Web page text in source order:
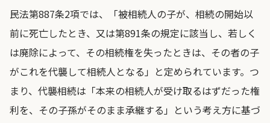
民法第887条2項では、「被相続人の子が、相続の開始以
前に死亡したとき、又は第891条の規定に該当し、若しく
は廃除によって、その相続権を失ったときは、その者の子
がこれを代襲して相続人となる」と定められています。つ
まり、代襲相続は「本来の相続人が受け取るはずだった権
利を、その子孫がそのまま承継する」という考え方に基づ